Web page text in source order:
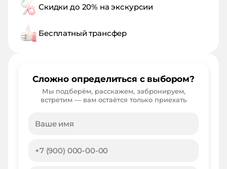
Скидки до 20% на экскурсии
Бесплатный трансфер
Сложно определиться с выбором?
Мы подберём, расскажем, забронируем,
встретим — вам остаётся только приехать